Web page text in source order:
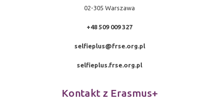
02-305 Warszawa
+48 509 009 327
selfieplus@frse.org.pl
selfieplus.frse.org.pl
Kontakt z Erasmus+